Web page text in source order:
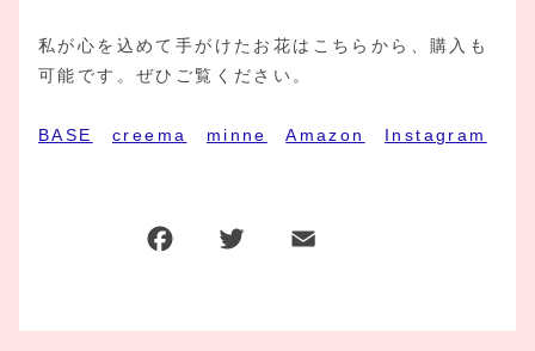
私が心を込めて手がけたお花はこちらから、購入も
可能です。ぜひご覧ください。
BASE creema minne Amazon Instagram